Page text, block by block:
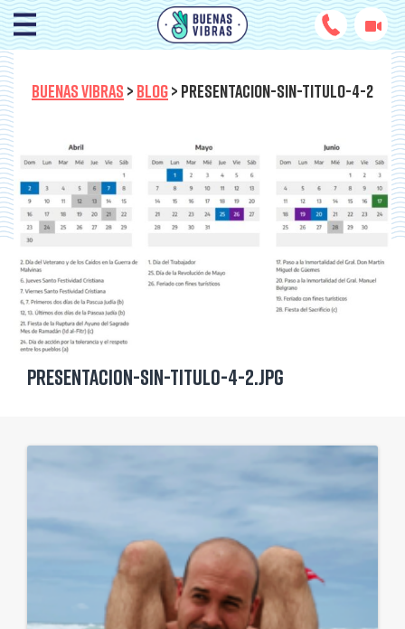
BUENAS VIBRAS > BLOG> PRESENTACION-SIN-TITULO-4-2
Presentacion-sin-titulo-4-2.jpg